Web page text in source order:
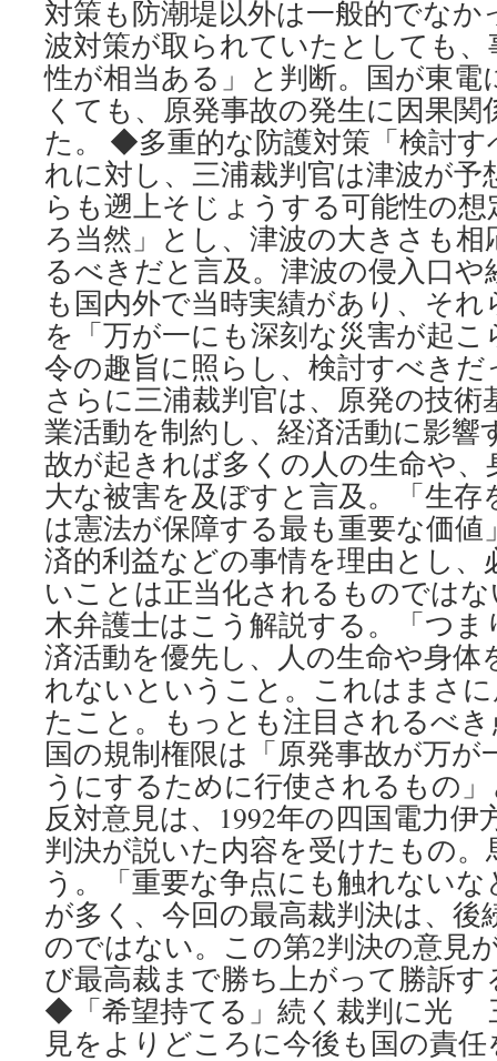
対策も防潮堤以外は一般的でな
波対策が取られていたとしても
性が相当ある」と判断。国が東電
くても、原発事故の発生に因果
た。 ◆多重的な防護対策「検討
れに対し、三浦裁判官は津波が予
らも遡上そじょうする可能性の
ろ当然」とし、津波の大きさも
るべきだと言及。津波の侵入口
も国内外で当時実績があり、そ
を「万が一にも深刻な災害が起
令の趣旨に照らし、検討すべき
さらに三浦裁判官は、原発の技術
業活動を制約し、経済活動に影響
故が起きれば多くの人の生命や、
大な被害を及ぼすと言及。「生存
は憲法が保障する最も重要な価
済的利益などの事情を理由とし、
いことは正当化されるものでは
木弁護士はこう解説する。「つ
済活動を優先し、人の生命や身
れないということ。これはまさ
たこと。もっとも注目されるべ
国の規制権限は「原発事故が万
うにするために行使されるもの
反対意見は、1992年の四国電力伊
判決が説いた内容を受けたもの。
う。「重要な争点にも触れない
が多く、今回の最高裁判決は、後
のではない。この第2判決の意見
び最高裁まで勝ち上がって勝訴
◆「希望持てる」続く裁判に光
見をよりどころに今後も国の責